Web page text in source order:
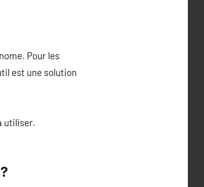
Pour les
est une solution
utiliser.